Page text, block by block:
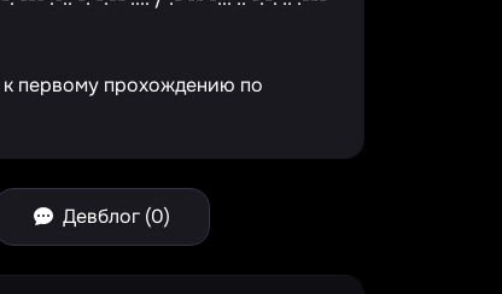
первому прохождению по
Девблог (0)